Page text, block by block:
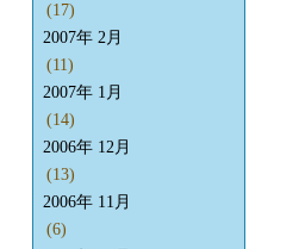
(17)
2007年 2月
(11)
2007年 1月
(14)
2006年 12月
(13)
2006年 11月
(6)